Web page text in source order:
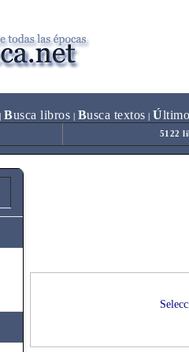
Busca libros Busca textos Ú
5122